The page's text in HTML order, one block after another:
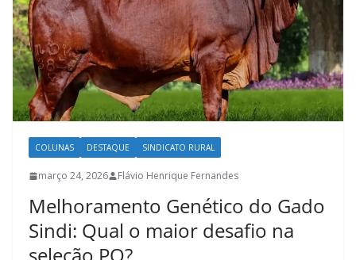
COLUNAS DESTAQUE SINDICATO RURAL
março 24, 2026 Flávio Henrique Fernandes
Melhoramento Genético do Gado
Sindi: Qual o maior desafio na